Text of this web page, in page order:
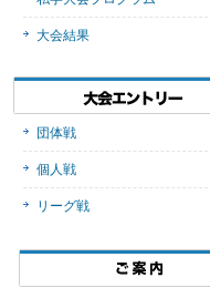
大会結果
団体戦
個人戦
リーグ戦